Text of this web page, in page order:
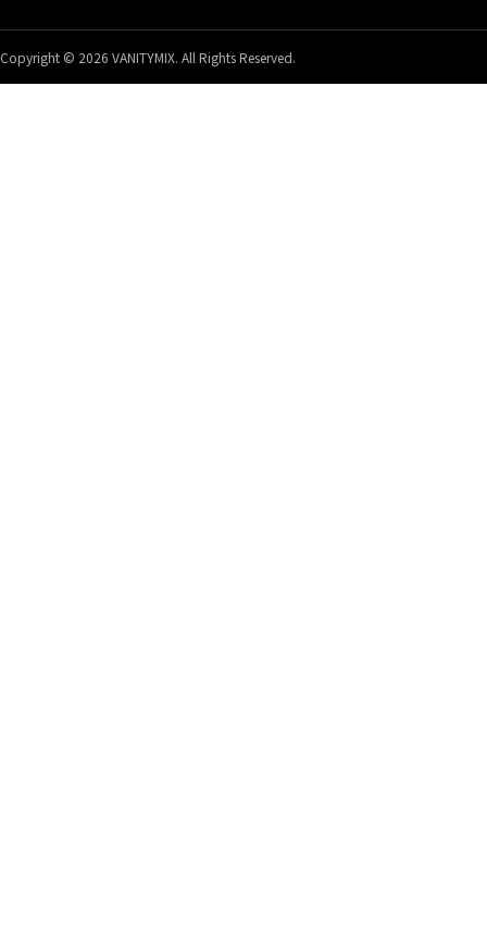
Copyright © 2026 VANITYMIX. All Rights Reserved.